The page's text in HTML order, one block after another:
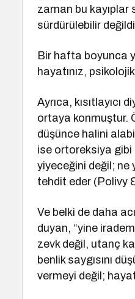
zaman bu kayıplar
sürdürülebilir
Bir hafta boyunca
hayatınız,
Ayrıca, kısıtlayıcı
ortaya konmuştur.
düşünce halini
ise ortoreksiya gibi
yiyeceğini değil; ne
tehdit eder (Polivy
Ve belki de daha
duyan, “yine
zevk değil, utanç
benlik saygısını
vermeyi değil;